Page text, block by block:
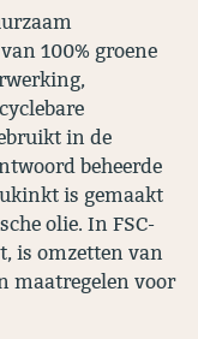
100% groene
in de
beheerde
is gemaakt
olie. In FSC-
is omzetten van
maatregelen voor